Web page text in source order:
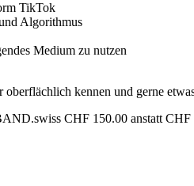
TikTok
Algorithmus
Medium zu nutzen
kennen und gerne
CHF 150.00 anstatt CHF